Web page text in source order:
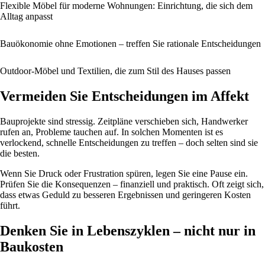
Flexible Möbel für moderne Wohnungen: Einrichtung, die sich dem
Alltag anpasst
Bauökonomie ohne Emotionen – treffen Sie rationale Entscheidungen
Outdoor-Möbel und Textilien, die zum Stil des Hauses passen
Vermeiden Sie Entscheidungen im Affekt
Bauprojekte sind stressig. Zeitpläne verschieben sich, Handwerker
rufen an, Probleme tauchen auf. In solchen Momenten ist es
verlockend, schnelle Entscheidungen zu treffen – doch selten sind sie
die besten.
Wenn Sie Druck oder Frustration spüren, legen Sie eine Pause ein.
Prüfen Sie die Konsequenzen – finanziell und praktisch. Oft zeigt sich,
dass etwas Geduld zu besseren Ergebnissen und geringeren Kosten
führt.
Denken Sie in Lebenszyklen – nicht nur in
Baukosten